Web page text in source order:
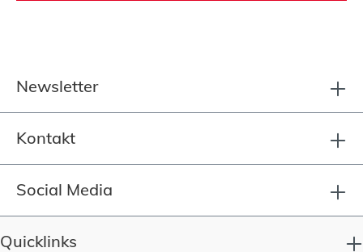
Newsletter
Kontakt
Social Media
Quicklinks